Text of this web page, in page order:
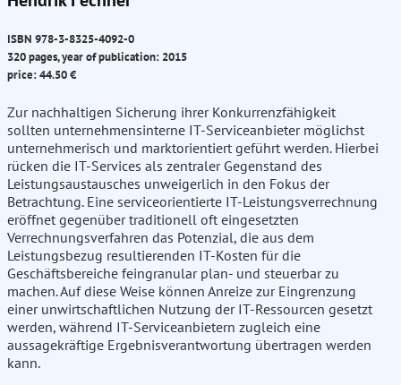
ISBN 978-3-8325-4092-0
320 pages, year of publication: 2015
price: 44.50 €
Zur nachhaltigen Sicherung ihrer Konkurrenzfähigkeit
sollten unternehmensinterne IT-Serviceanbieter möglichst
unternehmerisch und marktorientiert geführt werden. Hierbei
rücken die IT-Services als zentraler Gegenstand des
Leistungsaustausches unweigerlich in den Fokus der
Betrachtung. Eine serviceorientierte IT-Leistungsverrechnung
eröffnet gegenüber traditionell oft eingesetzten
Verrechnungsverfahren das Potenzial, die aus dem
Leistungsbezug resultierenden IT-Kosten für die
Geschäftsbereiche feingranular plan- und steuerbar zu
machen. Auf diese Weise können Anreize zur Eingrenzung
einer unwirtschaftlichen Nutzung der IT-Ressourcen gesetzt
werden, während IT-Serviceanbietern zugleich eine
aussagekräftige Ergebnisverantwortung übertragen werden
kann.